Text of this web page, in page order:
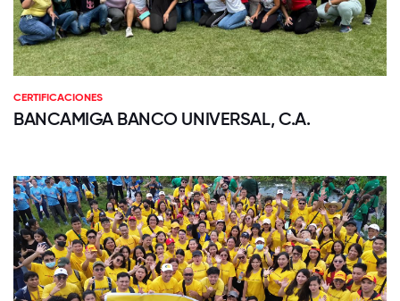
CERTIFICACIONES
BANCAMIGA BANCO UNIVERSAL, C.A.